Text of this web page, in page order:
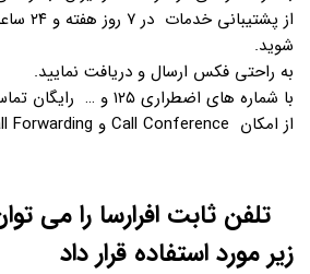
از
شوید.
به راحتی فکس ارسال و دریافت نمایید.
با شماره های اضطراری ۱۲۵ و … رایگان تماس بگیرید
از امکان Call Conference و Call Forwarding استفاده نمایید.
تلفن ثابت افرارسا را می
زیر مورد استفاده قرار داد